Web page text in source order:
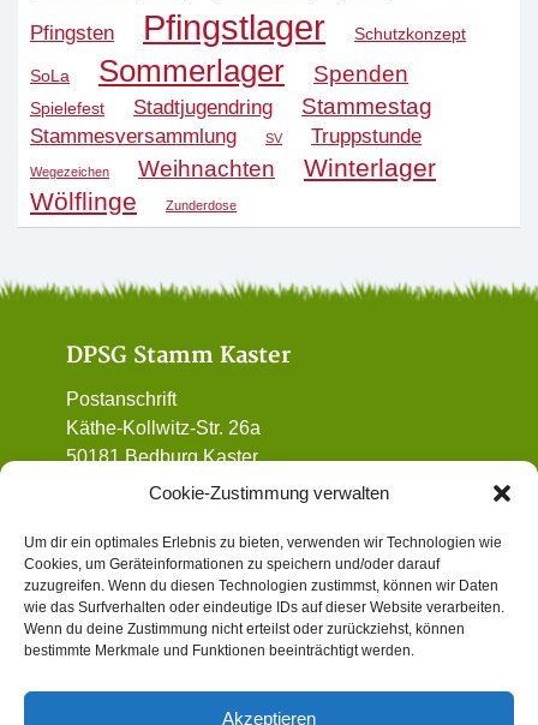
Cookie-Zustimmung verwalten
Um dir ein optimales Erlebnis zu bieten, verwenden wir Technologien wie
Cookies, um Geräteinformationen zu speichern und/oder darauf
zuzugreifen. Wenn du diesen Technologien zustimmst, können wir Daten
wie das Surfverhalten oder eindeutige IDs auf dieser Website verarbeiten.
Wenn du deine Zustimmung nicht erteilst oder zurückziehst, können
bestimmte Merkmale und Funktionen beeinträchtigt werden.
Akzeptieren
Pfingsten
Pfingstlager Schutzkonzept
SoLa Sommerlager Spenden
Spielefest Stadtjugendring Stammestag
Stammesversammlung SV Truppstunde
Wegezeichen Weihnachten
Winterlager
Wölflinge
Zunderdose
DPSG Stamm Kaster
Postanschrift
Käthe-Kollwitz-Str. 26a
50181 Bedburg Kaster
01 72 / 90 32 962
Informatives
Datenschutz
Impressum
Gewaltschutzkonzept (Institutionelles